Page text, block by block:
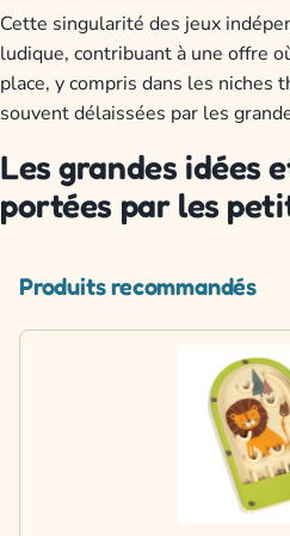
Cette singularité des jeux
ludique, contribuant à une offre
place, y compris dans les
souvent délaissées par les
Les grandes idées
portées par les
Produits recommandés